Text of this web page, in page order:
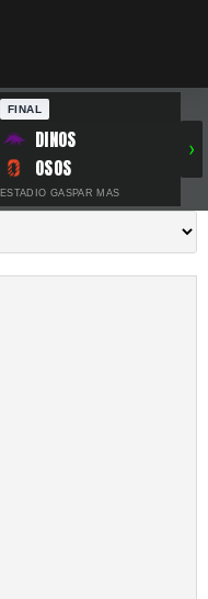
FINAL
DINOS
OSOS
ESTADIO GASPAR MAS
›